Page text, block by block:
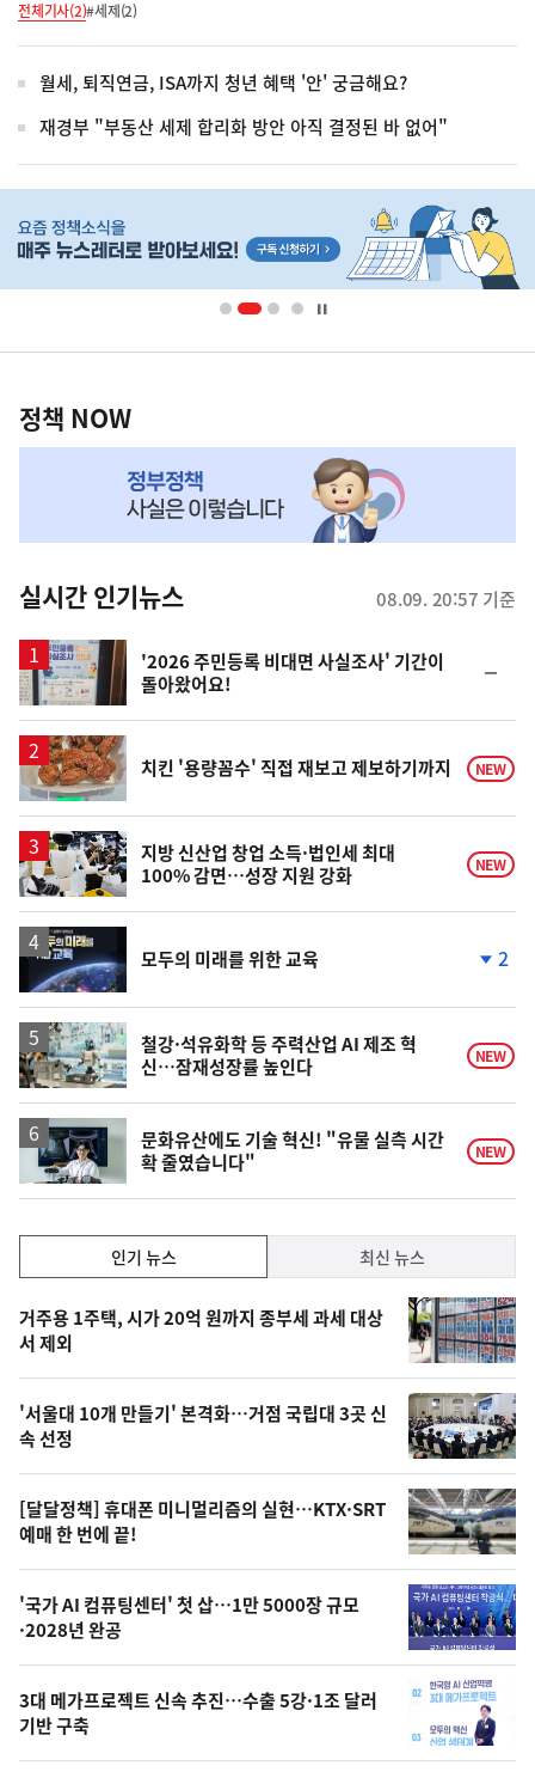
전체기사(2)#세제(2)
월세, 퇴직연금, ISA까지 청년 혜택 '안' 궁금해요?
재경부 "부동산 세제 합리화 방안 아직 결정된 바 없어"
단
배
영
책
NOW,
뉴
스
정책 NOW
실시간 인기뉴스 08.09. 20:57 기준
'2026 주민등록 비대면 사실조사' 기간이
돌아왔어요!
일
치킨 '용량꼼수' 직접 재보고 제보하기까지 NEW
지방 신산업 창업 소득·법인세 최대
100% 감면…성장 지원 강화
NEW
모두의 미래를 위한 교육
락
2
철강·석유화학 등 주력산업 AI 제조 혁
신…잠재성장률 높인다
NEW
문화유산에도 기술 혁신! "유물 실측 시간
확 줄였습니다"
NEW
기,
최
신,
오
늘
의
영
상
오
늘
의
사
진
인기 뉴스 최신 뉴스
기
뉴
스
거주용 1주택, 시가 20억 원까지 종부세 과세 대상
서 제외
'서울대 10개 만들기' 본격화…거점 국립대 3곳 신
속 선정
[달달정책] 휴대폰 미니멀리즘의 실현…KTX·SRT
예매 한 번에 끝!
'국가 AI 컴퓨팅센터' 첫 삽…1만 5000장 규모
·2028년 완공
3대 메가프로젝트 신속 추진…수출 5강·1조 달러
기반 구축